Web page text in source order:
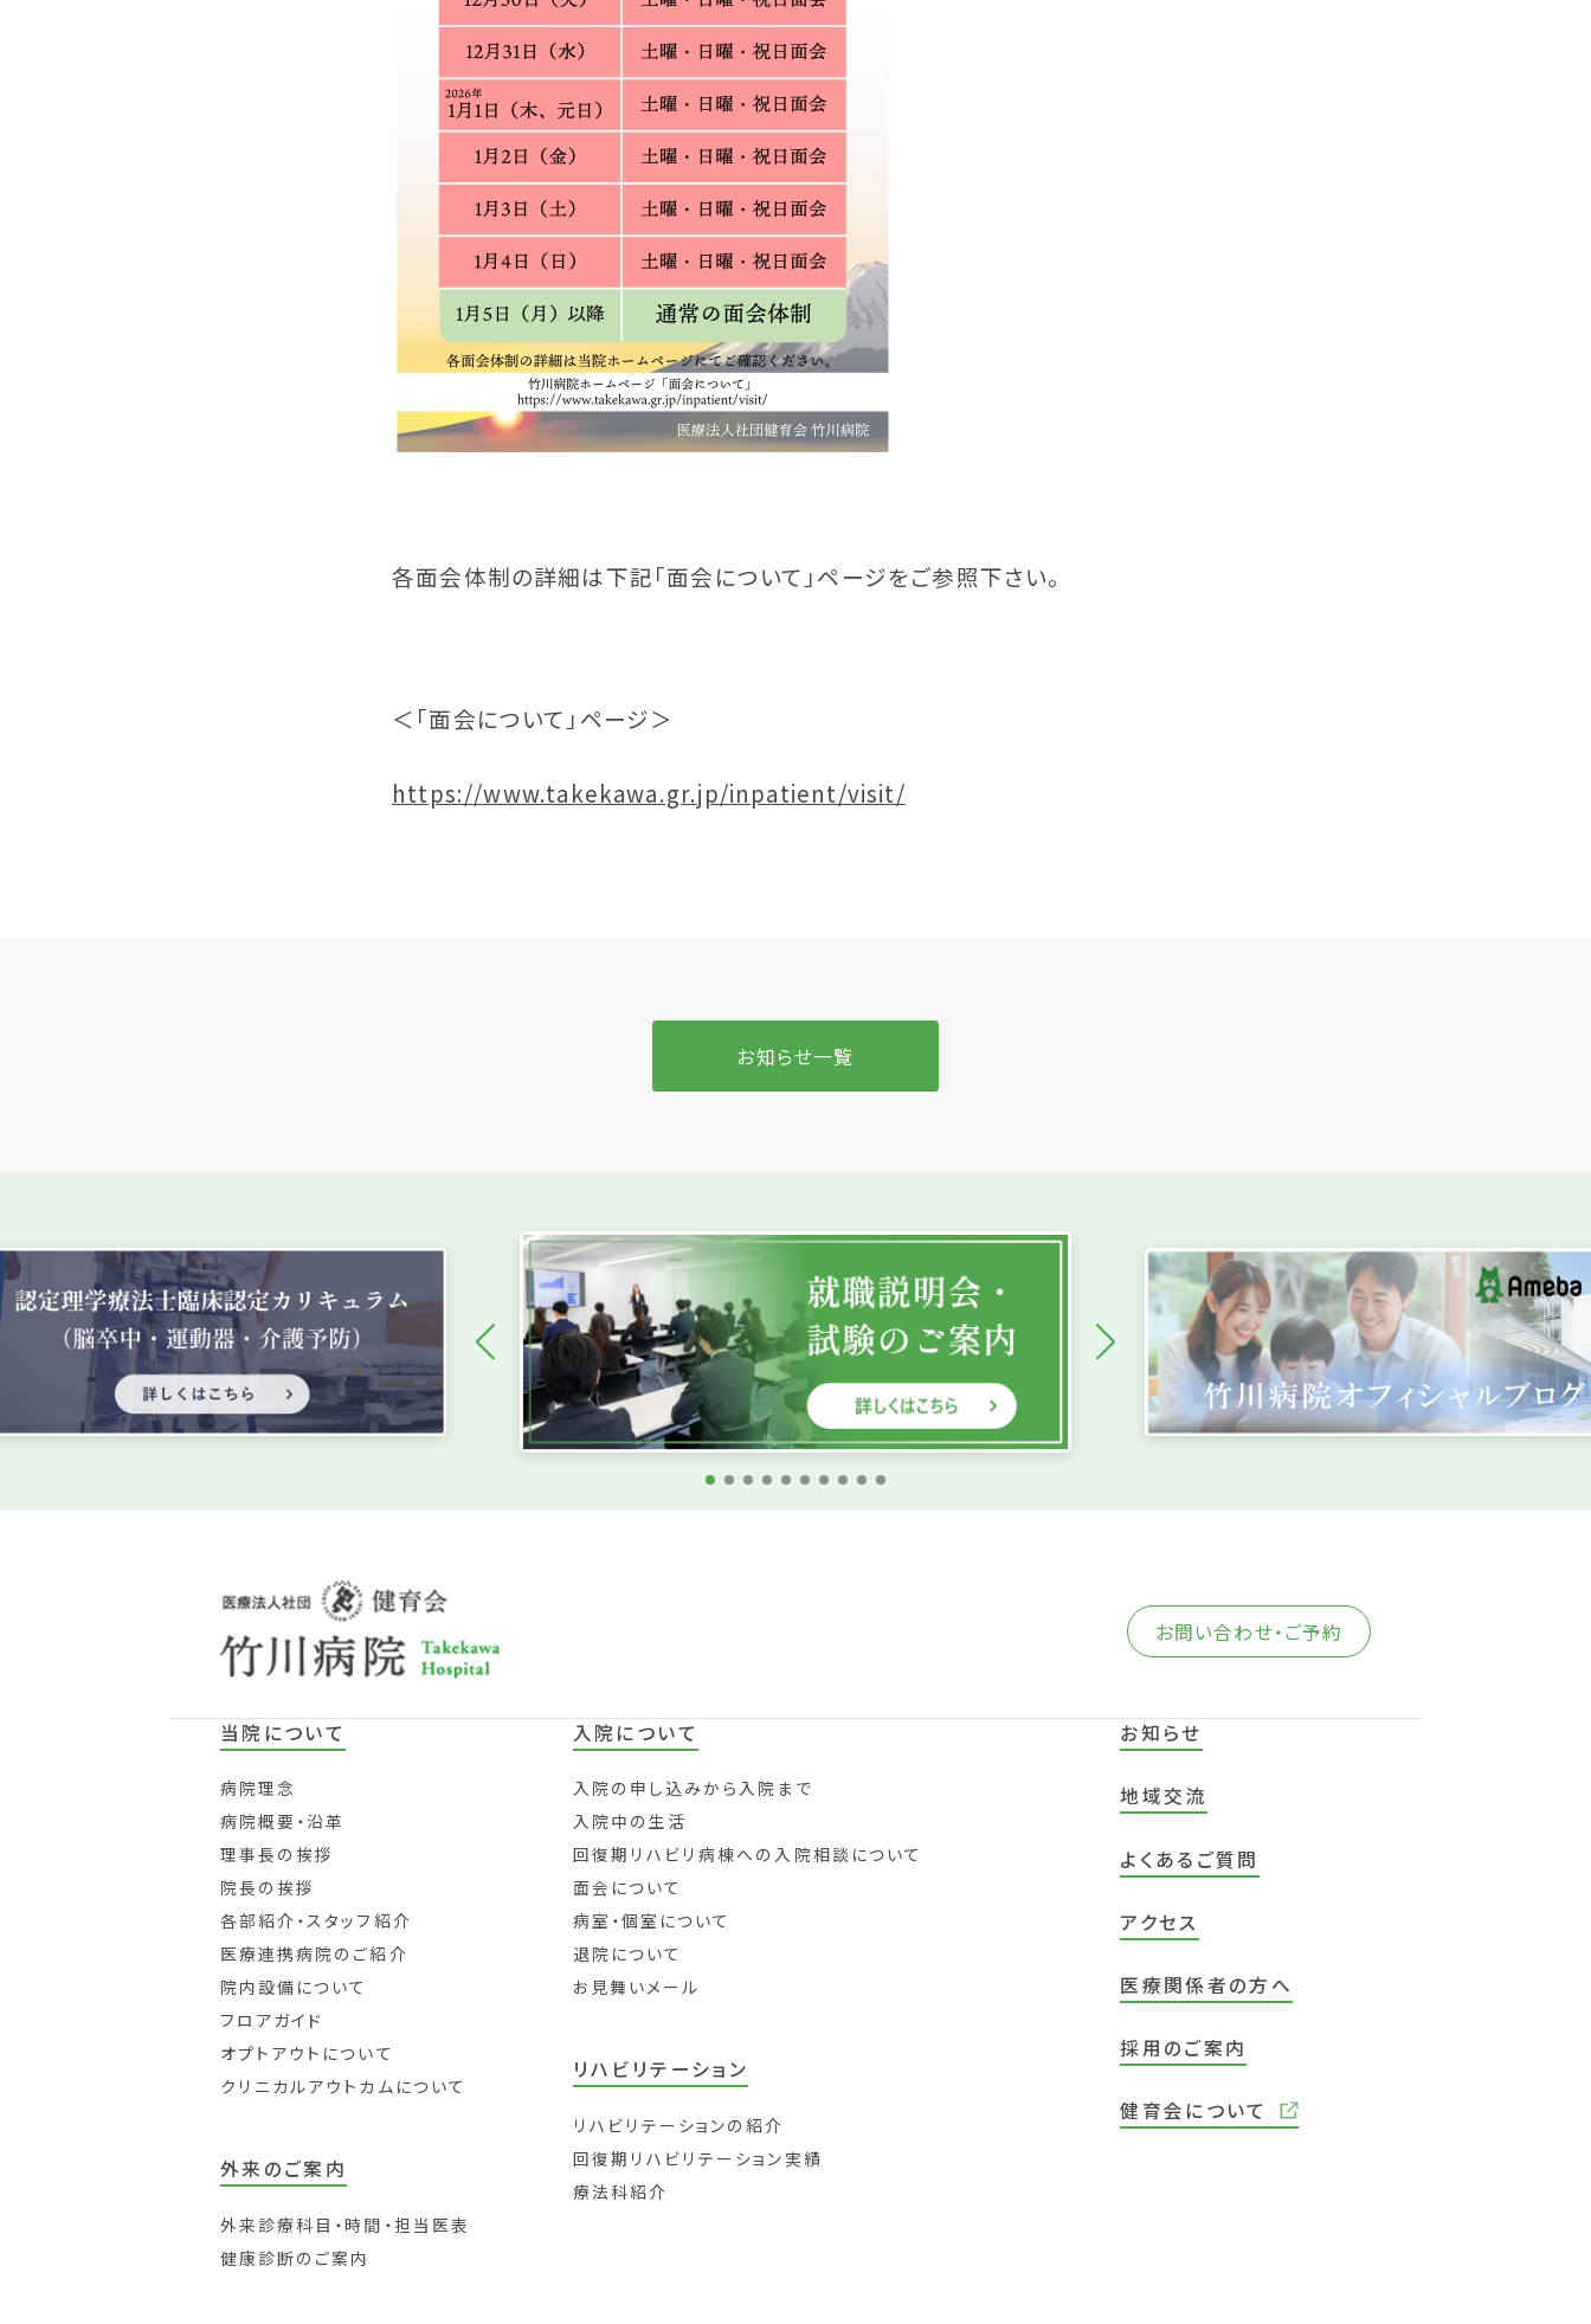
各面会体制の詳細は下記「面会について」ページをご参照下さい。
＜「面会について」ページ＞
https://www.takekawa.gr.jp/inpatient/visit/
お知らせ一覧
お問い合わせ・ご予約
当院について
病院理念
病院概要・沿革
理事長の挨拶
院長の挨拶
各部紹介・スタッフ紹介
医療連携病院のご紹介
院内設備について
フロアガイド
オプトアウトについて
クリニカルアウトカムについて
外来のご案内
外来診療科目・時間・担当医表
健康診断のご案内
入院について
入院の申し込みから入院まで
入院中の生活
回復期リハビリ病棟への入院相談について
面会について
病室・個室について
退院について
お見舞いメール
リハビリテーション
リハビリテーションの紹介
回復期リハビリテーション実績
療法科紹介
お知らせ
地域交流
よくあるご質問
アクセス
医療関係者の方へ
採用のご案内
健育会について